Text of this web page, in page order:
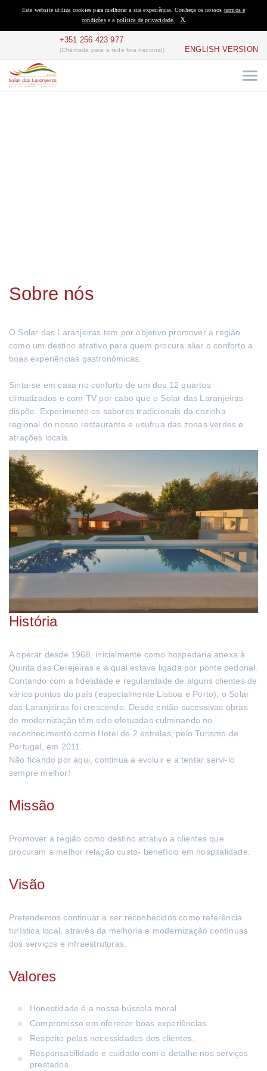
Este website utiliza cookies para melhorar a sua experiência. Conheça os nossos termos e
condiçõese a política de privacidade. X
+351 256 423 977
(Chamada para a rede fixa nacional) ENGLISH VERSION
Sobre nós
O Solar das Laranjeiras tem por objetivo promover a região
como um destino atrativo para quem procura aliar o conforto a
boas experiências gastronómicas.
Sinta-se em casa no conforto de um dos 12 quartos
climatizados e com TV por cabo que o Solar das Laranjeiras
dispõe. Experimente os sabores tradicionais da cozinha
regional do nosso restaurante e usufrua das zonas verdes e
atrações locais.
História
A operar desde 1968, inicialmente como hospedaria anexa à
Quinta das Cerejeiras e à qual estava ligada por ponte pedonal.
Contando com a fidelidade e regularidade de alguns clientes de
vários pontos do país (especialmente Lisboa e Porto), o Solar
das Laranjeiras foi crescendo. Desde então sucessivas obras
de modernização têm sido efetuadas culminando no
reconhecimento como Hotel de 2 estrelas, pelo Turismo de
Portugal, em 2011.
Não ficando por aqui, continua a evoluir e a tentar servi-lo
sempre melhor!
Missão
Promover a região como destino atrativo a clientes que
procuram a melhor relação custo- benefício em hospitalidade.
Visão
Pretendemos continuar a ser reconhecidos como referência
turística local, através da melhoria e modernização contínuas
dos serviços e infraestruturas.
Valores
Honestidade é a nossa bússola moral.
Compromisso em oferecer boas experiências.
Respeito pelas necessidades dos clientes.
Responsabilidade e cuidado com o detalhe nos serviços
prestados.